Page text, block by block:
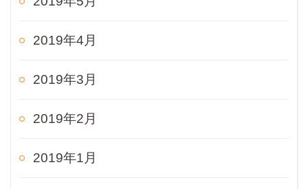
2019年4月
2019年3月
2019年2月
2019年1月